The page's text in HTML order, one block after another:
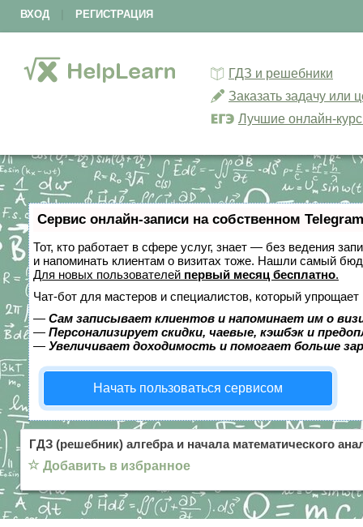
ВХОД РЕГИСТРАЦИЯ
ГДЗ и решебники
Заказать задачу или
Лучшие онлайн-
Сервис онлайн-записи на собственном
Тот, кто работает в сфере услуг, знает — без ведения
и напоминать клиентам о визитах тоже. Нашли самый
Для новых пользователей первый месяц бесплатно.
Чат-бот для мастеров и специалистов, который упрощает
— Сам записывает клиентов и напоминает им о
— Персонализирует скидки, чаевые, кэшбэк и
— Увеличивает доходимость и помогает больше
Начать пользоваться сервисом
ГДЗ (решебник) алгебра и начала математического
☆ Добавить в избранное